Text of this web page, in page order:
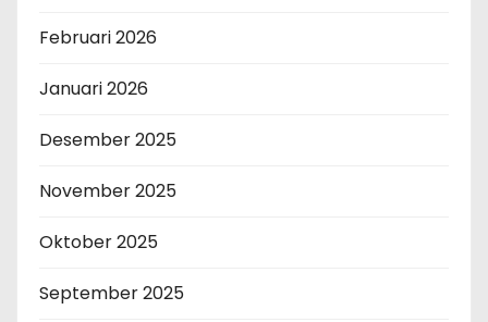
Februari 2026
Januari 2026
Desember 2025
November 2025
Oktober 2025
September 2025